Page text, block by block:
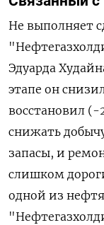
Не выполняет
Эдуарда
этапе он
восстановил
снижать
запасы, и
слишком
одной из